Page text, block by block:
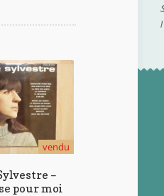
vendu
–
pour moi